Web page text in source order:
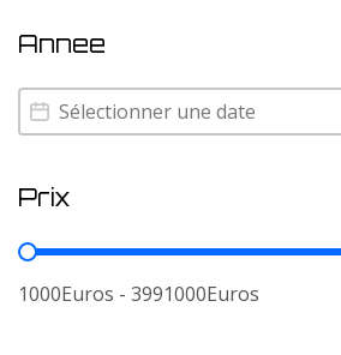
Annee
Annee
Annee
Prix
Prix
1000Euros - 3991000Euros